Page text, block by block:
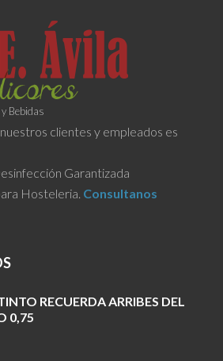
Bebidas
clientes y empleados es
Garantizada
Hosteleria. Consultanos
RECUERDA ARRIBES DEL
0,75